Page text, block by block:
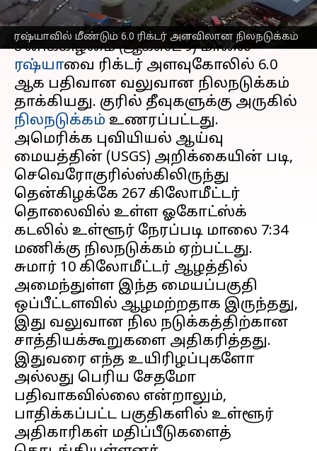
ரஷ்யாவில் மீண்டும் 6.0 ரிக்டர் அளவிலான நிலநடுக்கம்
செய்தி முன்னோட்டம்
சனிக்கிழமை (ஆகஸ்ட் 9) மாலை
ரஷ்யாவை ரிக்டர் அளவுகோலில் 6.0
ஆக பதிவான வலுவான நிலநடுக்கம்
தாக்கியது. குரில் தீவுகளுக்கு அருகில்
நிலநடுக்கம் உணரப்பட்டது.
அமெரிக்க புவியியல் ஆய்வு
மையத்தின் (USGS) அறிக்கையின் படி,
செவெரோகுரில்ஸ்கிலிருந்து
தென்கிழக்கே 267 கிலோமீட்டர்
தொலைவில் உள்ள ஓகோட்ஸ்க்
கடலில் உள்ளூர் நேரப்படி மாலை 7:34
மணிக்கு நிலநடுக்கம் ஏற்பட்டது.
சுமார் 10 கிலோமீட்டர் ஆழத்தில்
அமைந்துள்ள இந்த மையப்பகுதி
ஒப்பீட்டளவில் ஆழமற்றதாக இருந்தது,
இது வலுவான நில நடுக்கத்திற்கான
சாத்தியக்கூறுகளை அதிகரித்தது.
இதுவரை எந்த உயிரிழப்புகளோ
அல்லது பெரிய சேதமோ
பதிவாகவில்லை என்றாலும்,
பாதிக்கப்பட்ட பகுதிகளில் உள்ளூர்
அதிகாரிகள் மதிப்பீடுகளைத்